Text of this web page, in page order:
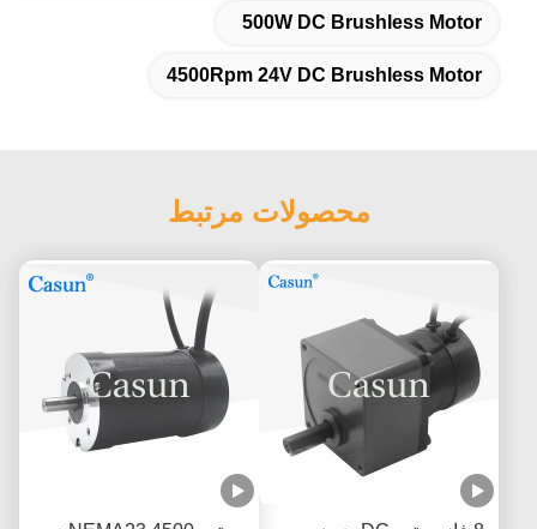
500W DC Brushless Motor
4500Rpm 24V DC Brushless Motor
محصولات مرتبط